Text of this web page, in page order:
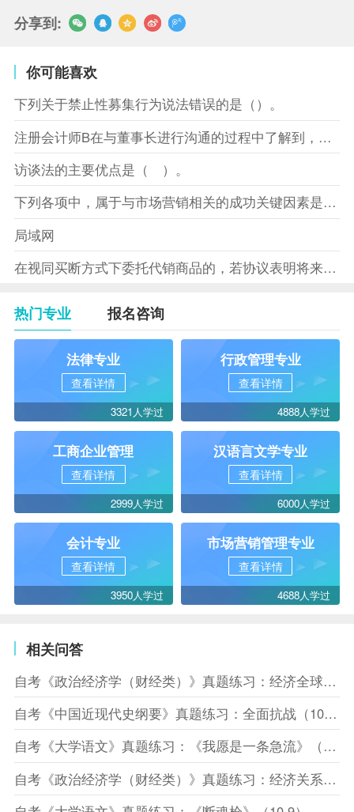
分享到:
你可能喜欢
下列关于禁止性募集行为说法错误的是（）。
注册会计师B在与董事长进行沟通的过程中了解到，XYZ股份有限
访谈法的主要优点是（ ）。
下列各项中，属于与市场营销相关的成功关键因素是（）。
局域网
在视同买断方式下委托代销商品的，若协议表明将来受托方没有将商
热门专业 报名咨询
法律专业
查看详情
3321人学过
行政管理专业
查看详情
4888人学过
工商企业管理
查看详情
2999人学过
汉语言文学专业
查看详情
6000人学过
会计专业
查看详情
3950人学过
市场营销管理专业
查看详情
4688人学过
相关问答
自考《政治经济学（财经类）》真题练习：经济全球化（10.10）
自考《中国近现代史纲要》真题练习：全面抗战（10.10）
自考《大学语文》真题练习：《我愿是一条急流》（10.10）
自考《政治经济学（财经类）》真题练习：经济关系（10.8）